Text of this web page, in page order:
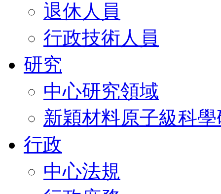
退休人員
行政技術人員
研究
中心研究領域
新穎材料原子級科
行政
中心法規